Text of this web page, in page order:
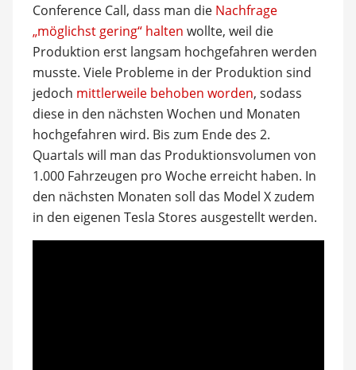
Conference Call, dass man die Nachfrage
„möglichst gering“ halten wollte, weil die
Produktion erst langsam hochgefahren werden
musste. Viele Probleme in der Produktion sind
jedoch mittlerweile behoben worden, sodass
diese in den nächsten Wochen und Monaten
hochgefahren wird. Bis zum Ende des 2.
Quartals will man das Produktionsvolumen von
1.000 Fahrzeugen pro Woche erreicht haben. In
den nächsten Monaten soll das Model X zudem
in den eigenen Tesla Stores ausgestellt werden.